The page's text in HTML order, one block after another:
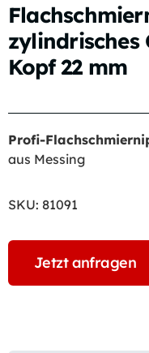
zylindrisches
Kopf 22 mm
Profi-
aus Messing
SKU: 81091
Jetzt anfragen